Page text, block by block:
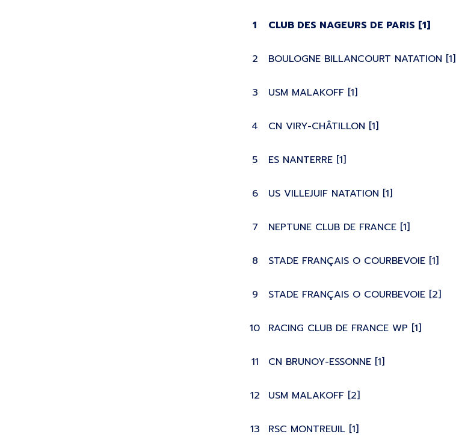
1 CLUB DES NAGEURS DE PARIS [1]
2 BOULOGNE BILLANCOURT NATATION [1]
3 USM MALAKOFF [1]
4 CN VIRY-CHÂTILLON [1]
5 ES NANTERRE [1]
6 US VILLEJUIF NATATION [1]
7 NEPTUNE CLUB DE FRANCE [1]
8 STADE FRANÇAIS O COURBEVOIE [1]
9 STADE FRANÇAIS O COURBEVOIE [2]
10 RACING CLUB DE FRANCE WP [1]
11 CN BRUNOY-ESSONNE [1]
12 USM MALAKOFF [2]
13 RSC MONTREUIL [1]